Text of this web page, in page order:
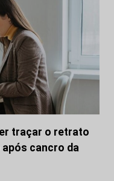
traçar o retrato
cancro da